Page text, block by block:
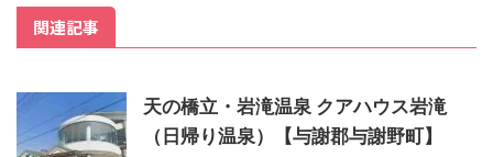
関連記事
天の橋立・岩滝温泉 クアハウス岩滝
（日帰り温泉）【与謝郡与謝野町】